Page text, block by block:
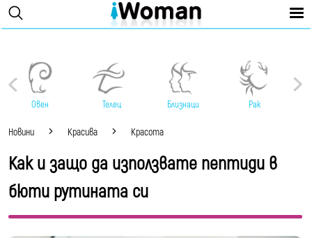
Овен Телец Близнаци Рак
Новини Красива Красота
Как и защо да използвате пептиди в
бюти рутината си